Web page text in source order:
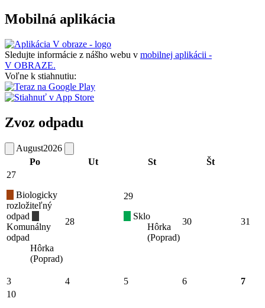
Mobilná aplikácia
Sledujte informácie z nášho webu v mobilnej aplikácii -
V OBRAZE.
Voľne k stiahnutiu:
Zvoz odpadu
August2026
Po
Ut St Št
27
Biologicky
rozložiteľný
odpad
Komunálny
odpad
Hôrka
(Poprad)
28
29
Sklo
Hôrka
(Poprad)
30 31
3 4 5 6
7
10